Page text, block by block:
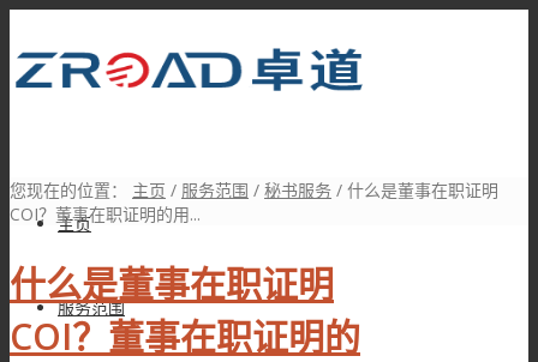
主页
服务范围
您现在的位置： 主页 / 服务范围 / 秘书服务 / 什么是董事在职证明
COI？董事在职证明的用...
什么是董事在职证明
COI？董事在职证明的